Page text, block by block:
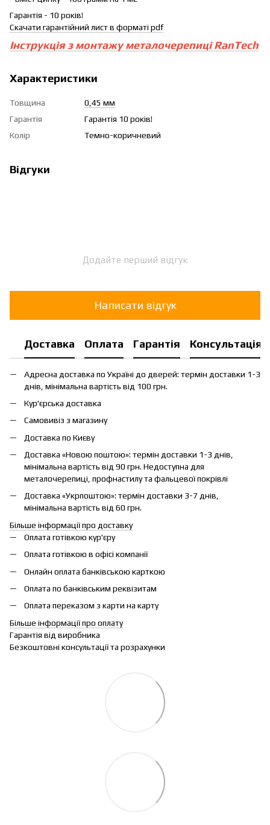
Гарантія - 10 років!
Скачати гарантійний лист в форматі pdf
Інструкція з монтажу металочерепиці RanTech
Характеристики
Товщина
0,45 мм
Гарантія
Гарантія 10 років!
Колір
Темно-коричневий
Відгуки
Додайте перший відгук
Написати відгук
Доставка Оплата Гарантія Консультація
Адресна доставка по Україні до дверей: термін доставки 1-3
днів, мінімальна вартість від 100 грн.
Кур'єрська доставка
Самовивіз з магазину
Доставка по Києву
Доставка «Новою поштою»: термін доставки 1-3 днів,
мінімальна вартість від 90 грн. Недоступна для
металочерепиці, профнастилу та фальцевої покрівлі
Доставка «Укрпоштою»: термін доставки 3-7 днів,
мінімальна вартість від 60 грн.
Більше інформації про доставку
Оплата готівкою кур'єру
Оплата готівкою в офісі компанії
Онлайн оплата банківською карткою
Оплата по банківським реквізитам
Оплата переказом з карти на карту
Більше інформації про оплату
Гарантія від виробника
Безкоштовні консультації та розрахунки